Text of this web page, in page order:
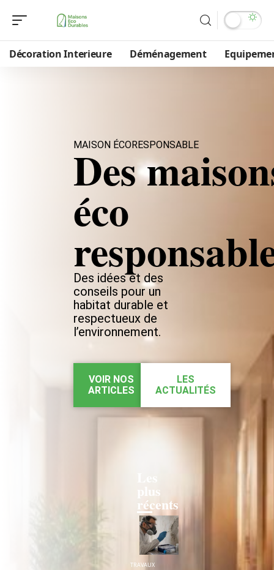
Décoration Interieure Déménagement
MAISON ÉCORESPONSABLE
Des
éco
Des idées et des
conseils pour un
habitat durable et
respectueux de
l’environnement.
VOIR NOS
ARTICLES
LES
ACTUALITÉS
plus
récents
TRAVAUX